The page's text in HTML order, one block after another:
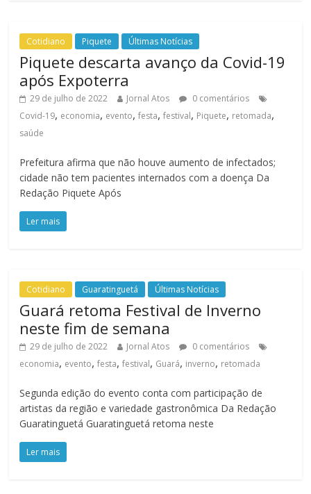
Cotidiano Piquete Últimas Notícias
Piquete descarta avanço da Covid-19
após Expoterra
29 de julho de 2022 Jornal Atos
0 comentários
Covid-19, economia, evento,festa,festival, Piquete, retomada,
saúde
Prefeitura afirma que não houve aumento de infectados;
cidade não tem pacientes internados com a doença Da
Redação Piquete Após
Ler mais
Cotidiano Guaratinguetá Últimas Notícias
Guará retoma Festival de Inverno
neste fim de semana
29 de julho de 2022 Jornal Atos
0 comentários
economia, evento,festa,festival, Guará, inverno, retomada
Segunda edição do evento conta com participação de
artistas da região e variedade gastronômica Da Redação
Guaratinguetá Guaratinguetá retoma neste
Ler mais